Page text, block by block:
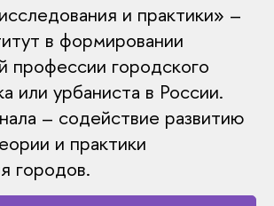
и практики» –
в формировании
профессии городского
или урбаниста в России.
– содействие развитию
и практики
городов.